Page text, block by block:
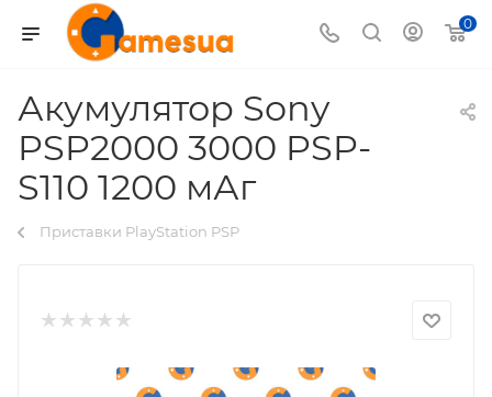
0
Акумулятор Sony
PSP2000 3000 PSP-
S110 1200 мАг
Приставки PlayStation PSP